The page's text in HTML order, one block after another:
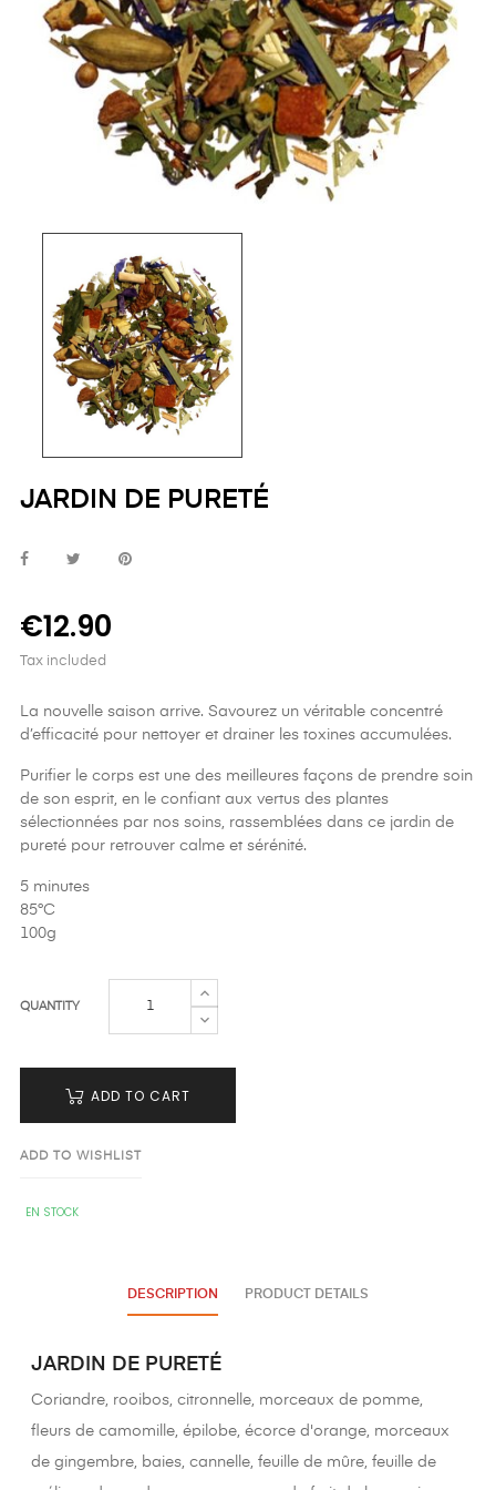
JARDIN DE PURETÉ
€12.90
Tax included
La nouvelle saison arrive. Savourez un véritable concentré
d’efficacité pour nettoyer et drainer les toxines accumulées.
Purifier le corps est une des meilleures façons de prendre soin
de son esprit, en le confiant aux vertus des plantes
sélectionnées par nos soins, rassemblées dans ce jardin de
pureté pour retrouver calme et sérénité.
5 minutes
85°C
100g
QUANTITY
ADD TO CART
ADD TO WISHLIST
EN STOCK
DESCRIPTION PRODUCT DETAILS
JARDIN DE PURETÉ
Coriandre, rooibos, citronnelle, morceaux de pomme,
fleurs de camomille, épilobe, écorce d'orange, morceaux
de gingembre, baies, cannelle, feuille de mûre, feuille de